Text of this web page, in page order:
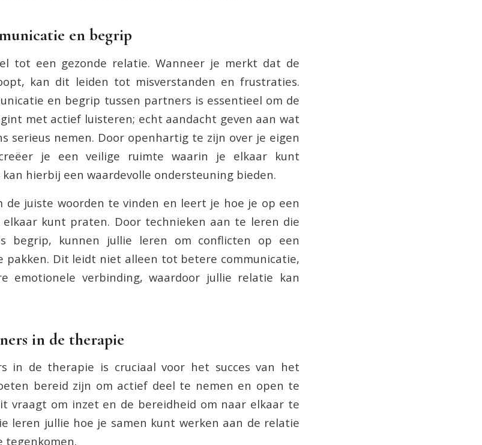
en begrip
tot een gezonde relatie. Wanneer je merkt dat de
kan dit leiden tot misverstanden en frustraties.
en begrip tussen partners is essentieel om de
met actief luisteren; echt aandacht geven aan wat
serieus nemen. Door openhartig te zijn over je eigen
je een veilige ruimte waarin je elkaar kunt
hierbij een waardevolle ondersteuning bieden.
de juiste woorden te vinden en leert je hoe je op een
kunt praten. Door technieken aan te leren die
begrip, kunnen jullie leren om conflicten op een
pakken. Dit leidt niet alleen tot betere communicatie,
emotionele verbinding, waardoor jullie relatie kan
in de therapie
in de therapie is cruciaal voor het succes van het
bereid zijn om actief deel te nemen en open te
vraagt om inzet en de bereidheid om naar elkaar te
leren jullie hoe je samen kunt werken aan de relatie
tegenkomen.